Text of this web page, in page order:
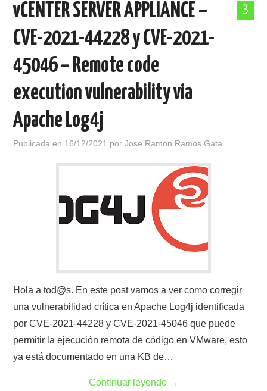
3
vCENTER SERVER APPLIANCE –
CVE-2021-44228 y CVE-2021-
45046 – Remote code
execution vulnerability via
Apache Log4j
Publicada en 16/12/2021 porJose Ramon Ramos Gata
Hola a tod@s. En este post vamos a ver como corregir
una vulnerabilidad crítica en Apache Log4j identificada
por CVE-2021-44228 y CVE-2021-45046 que puede
permitir la ejecución remota de código en VMware, esto
ya está documentado en una KB de…
Continuar leyendo →